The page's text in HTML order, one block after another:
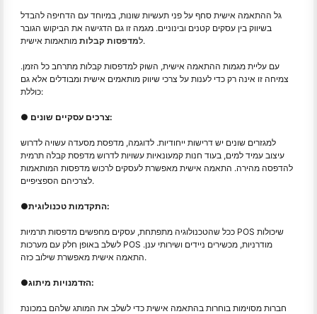
גל ההתאמה אישית סחף על פני תעשיות שונות, במיוחד עם הדחיפה להבדל
בשיווק בין עסקים קטנים ובינוניים. מגמה זו גם הדגישה את הביקוש הגובר
למדפסות קבלות מותאמות אישית.
עם עליית מגמות ההתאמה אישית, השוק למדפסות קבלות מתרחב כל הזמן.
צמיחה זו אינה רק כדי לענות על צרכי שיווק מותאמים אישית ומבודלים אלא גם
כוללת:
● צרכים עסקיים שונים:
למגזרים שונים יש דרישות ייחודיות. לדוגמה, מדפסת מסעדה עשויה לדרוש
עיצוב עמיד למים, בעוד חנות קמעונאיות עשויות לדרוש מדפסת קבלה תרמית
להדפסה מהירה. התאמה אישית מאפשרת לעסקים לרכוש מדפסות המותאמות
לצרכיהם הספציפיים.
● התקדמות טכנולוגית:
ככל שהטכנולוגיה מתפתחת, עסקים מחפשים מדפסות תרמיות POS שיכולות
לשלב באופן חלק עם מערכות POS מודרניות, מכשירים ניידים ושירותי ענן.
התאמה אישית מאפשרת שילוב כזה.
● הזדמנויות מיתוג:
חברות מסוימות בוחרות בהתאמה אישית כדי לשלב את המותג שלהם במכונת